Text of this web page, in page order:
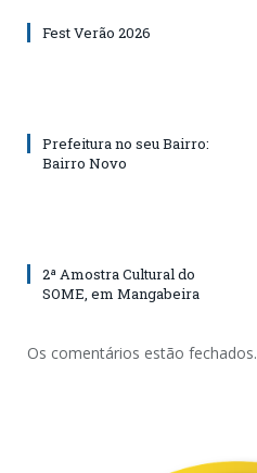
Fest Verão 2026
Prefeitura no seu Bairro:
Bairro Novo
2ª Amostra Cultural do
SOME, em Mangabeira
Os comentários estão fechados.